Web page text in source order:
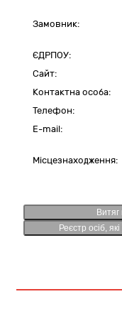
Замовник:
ЄДРПОУ:
Сайт:
Контактна особа:
Телефон:
E-mail:
Місцезнаходження:
Витяг
Реєстр осіб,